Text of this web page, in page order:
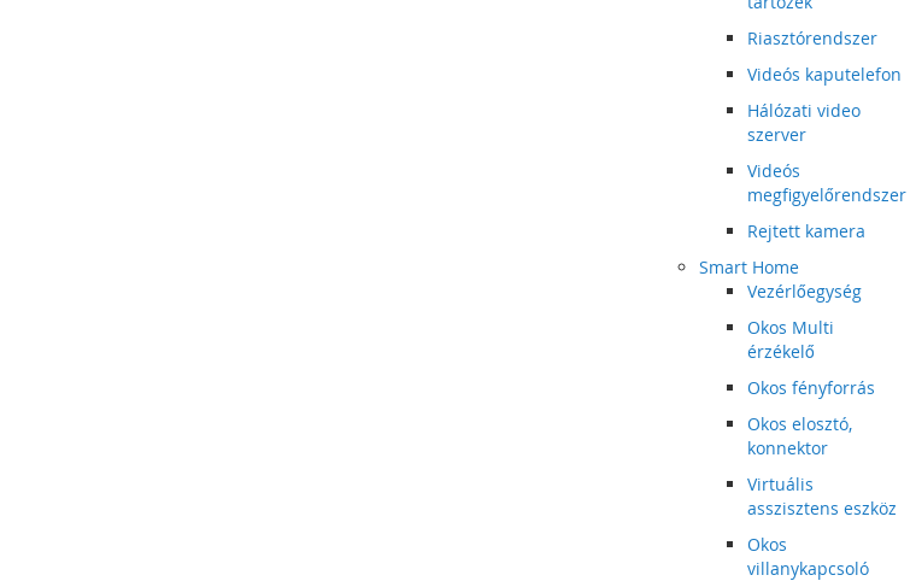
Riasztórendszer
Videós kaputelefon
Hálózati video
szerver
Videós
megfigyelőrendszer
Rejtett kamera
Smart Home
Vezérlőegység
Okos Multi
érzékelő
Okos fényforrás
Okos elosztó,
konnektor
Virtuális
asszisztens eszköz
Okos
villanykapcsoló